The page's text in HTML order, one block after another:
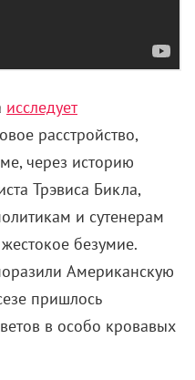
исследует
расстройство,
через историю
Трэвиса Бикла,
и сутенерам
безумие.
Американскую
пришлось
в особо кровавых